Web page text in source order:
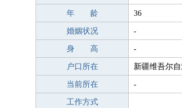
年 龄 36
婚姻状况 -
身 高 -
户口所在 新疆维吾尔
当前所在 -
工作方式